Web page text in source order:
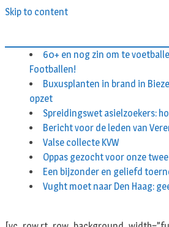
Skip to content
60+ en nog zin om te
Footballen!
Buxusplanten in brand in
opzet
Spreidingswet asielzoekers:
Bericht voor de leden van
Valse collecte KVW
Oppas gezocht voor onze
Een bijzonder en geliefd
Vught moet naar Den Haag: